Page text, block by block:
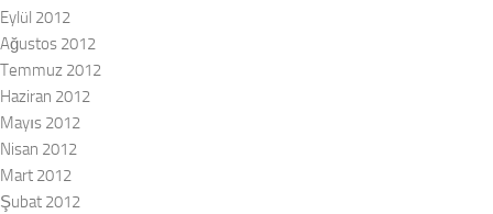
Eylül 2012
Ağustos 2012
Temmuz 2012
Haziran 2012
Mayıs 2012
Nisan 2012
Mart 2012
Şubat 2012